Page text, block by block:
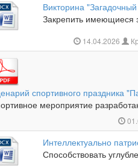
Викторина
Закрепить имеющиеся
14.04.2026
спортивного праздника
мероприятие
Интеллектуально
Способствовать